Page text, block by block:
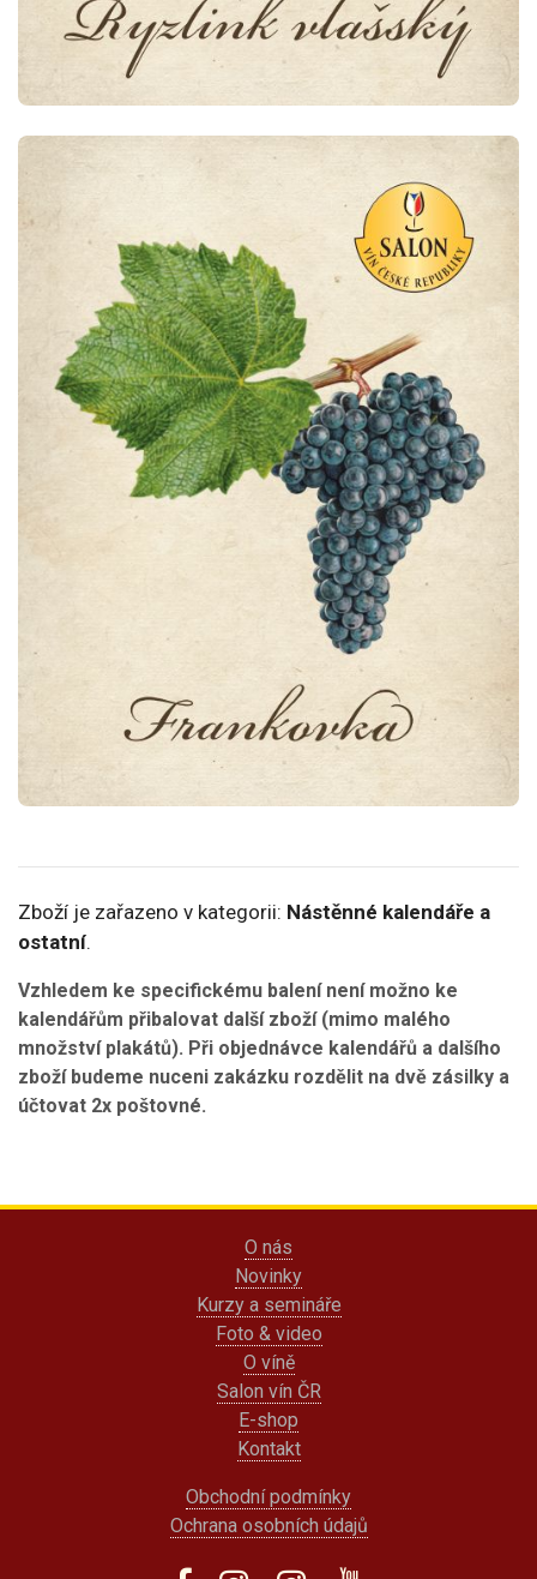
Zboží je zařazeno v kategorii: Nástěnné kalendáře a
ostatní.
Vzhledem ke specifickému balení není možno ke
kalendářům přibalovat další zboží (mimo malého
množství plakátů). Při objednávce kalendářů a dalšího
zboží budeme nuceni zakázku rozdělit na dvě zásilky a
účtovat 2x poštovné.
O nás
Novinky
Kurzy a semináře
Foto & video
O víně
Salon vín ČR
E-shop
Kontakt
Obchodní podmínky
Ochrana osobních údajů